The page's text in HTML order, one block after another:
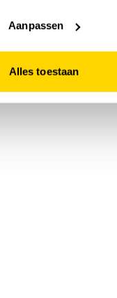
functioneert.
Aanpassen
Alles toestaan